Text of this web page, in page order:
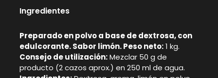
Ingredientes
Preparado en polvo a base de dextrosa, con
edulcorante. Sabor limón. Peso neto:1 kg.
Consejo de utilización:Mezclar 50 g de
producto (2 cazos aprox.) en 250 ml de agua.